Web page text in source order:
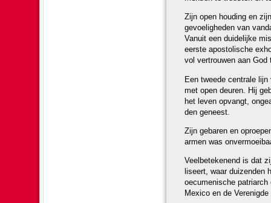
Zijn open hou­ding en
gevoelig­he­den van
Vanuit een dui­de­lijke
eerste apos­to­lische
vol ver­trouwen aan God
Een tweede centrale
met open deuren. Hij
het leven opvangt,
den geneest.
Zijn gebaren en
armen was
Veelbe­te­ke­nend is dat
li­seert, waar duizen­den
oecu­me­nische
Mexico en de